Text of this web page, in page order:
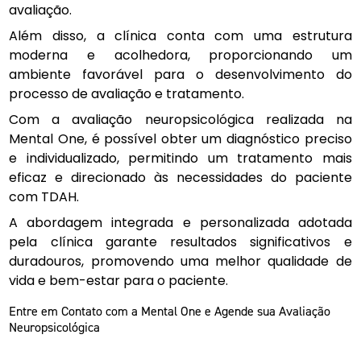
avaliação.
Além disso, a clínica conta com uma estrutura
moderna e acolhedora, proporcionando um
ambiente favorável para o desenvolvimento do
processo de avaliação e tratamento.
Com a avaliação neuropsicológica realizada na
Mental One, é possível obter um diagnóstico preciso
e individualizado, permitindo um tratamento mais
eficaz e direcionado às necessidades do paciente
com TDAH.
A abordagem integrada e personalizada adotada
pela clínica garante resultados significativos e
duradouros, promovendo uma melhor qualidade de
vida e bem-estar para o paciente.
Entre em Contato com a Mental One e Agende sua Avaliação
Neuropsicológica